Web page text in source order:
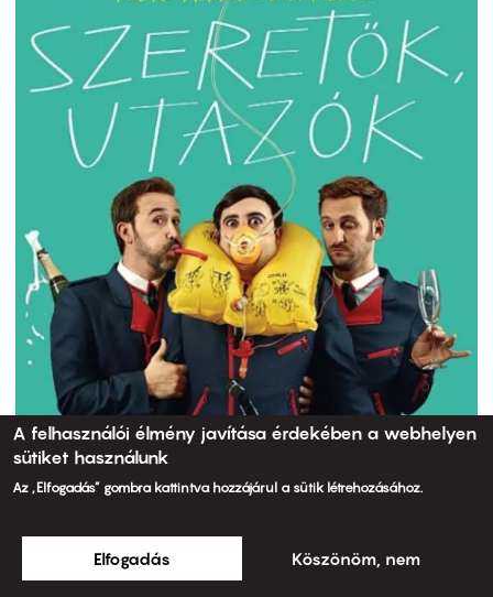
A felhasználói élmény javítása érdekében a webhelyen
sütiket használunk
Az „Elfogadás” gombra kattintva hozzájárul a sütik létrehozásához.
Elfogadás Köszönöm, nem